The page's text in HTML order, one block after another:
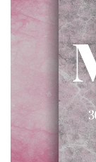
Real Marble
(30 Textures)
Large
Entire
(1783 Overlays)
Large